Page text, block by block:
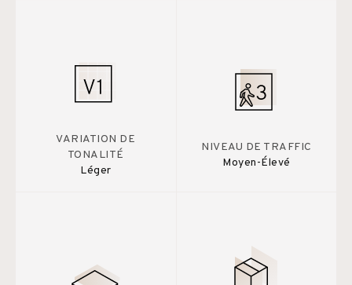
VARIATION DE
TONALITÉ
Léger
NIVEAU DE TRAFFIC
Moyen-Élevé